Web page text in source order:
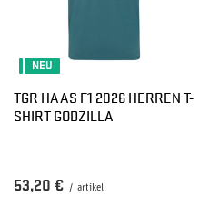
NEU
TGR HAAS F1 2026 HERREN T-
SHIRT GODZILLA
53,20 € / artikel